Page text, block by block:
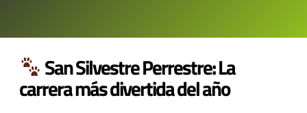
San Silvestre Perrestre: La
carrera más divertida del año